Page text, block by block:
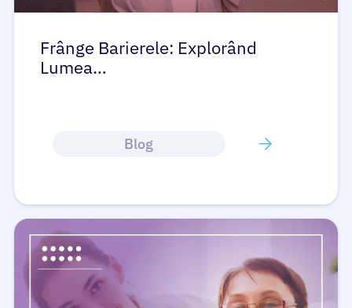
Frânge Barierele: Explorând
Lumea…
Blog